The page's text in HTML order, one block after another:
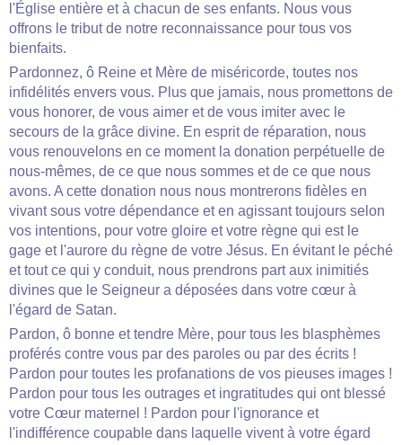
l'Église entière et à chacun de ses enfants. Nous vous
offrons le tribut de notre reconnaissance pour tous vos
bienfaits.
Pardonnez, ô Reine et Mère de miséricorde, toutes nos
infidélités envers vous. Plus que jamais, nous promettons de
vous honorer, de vous aimer et de vous imiter avec le
secours de la grâce divine. En esprit de réparation, nous
vous renouvelons en ce moment la donation perpétuelle de
nous-mêmes, de ce que nous sommes et de ce que nous
avons. A cette donation nous nous montrerons fidèles en
vivant sous votre dépendance et en agissant toujours selon
vos intentions, pour votre gloire et votre règne qui est le
gage et l'aurore du règne de votre Jésus. En évitant le péché
et tout ce qui y conduit, nous prendrons part aux inimitiés
divines que le Seigneur a déposées dans votre cœur à
l'égard de Satan.
Pardon, ô bonne et tendre Mère, pour tous les blasphèmes
proférés contre vous par des paroles ou par des écrits !
Pardon pour toutes les profanations de vos pieuses images !
Pardon pour tous les outrages et ingratitudes qui ont blessé
votre Cœur maternel ! Pardon pour l'ignorance et
l'indifférence coupable dans laquelle vivent à votre égard